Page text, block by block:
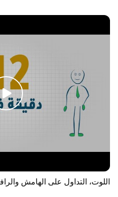
اللوت، التداول على الهامش